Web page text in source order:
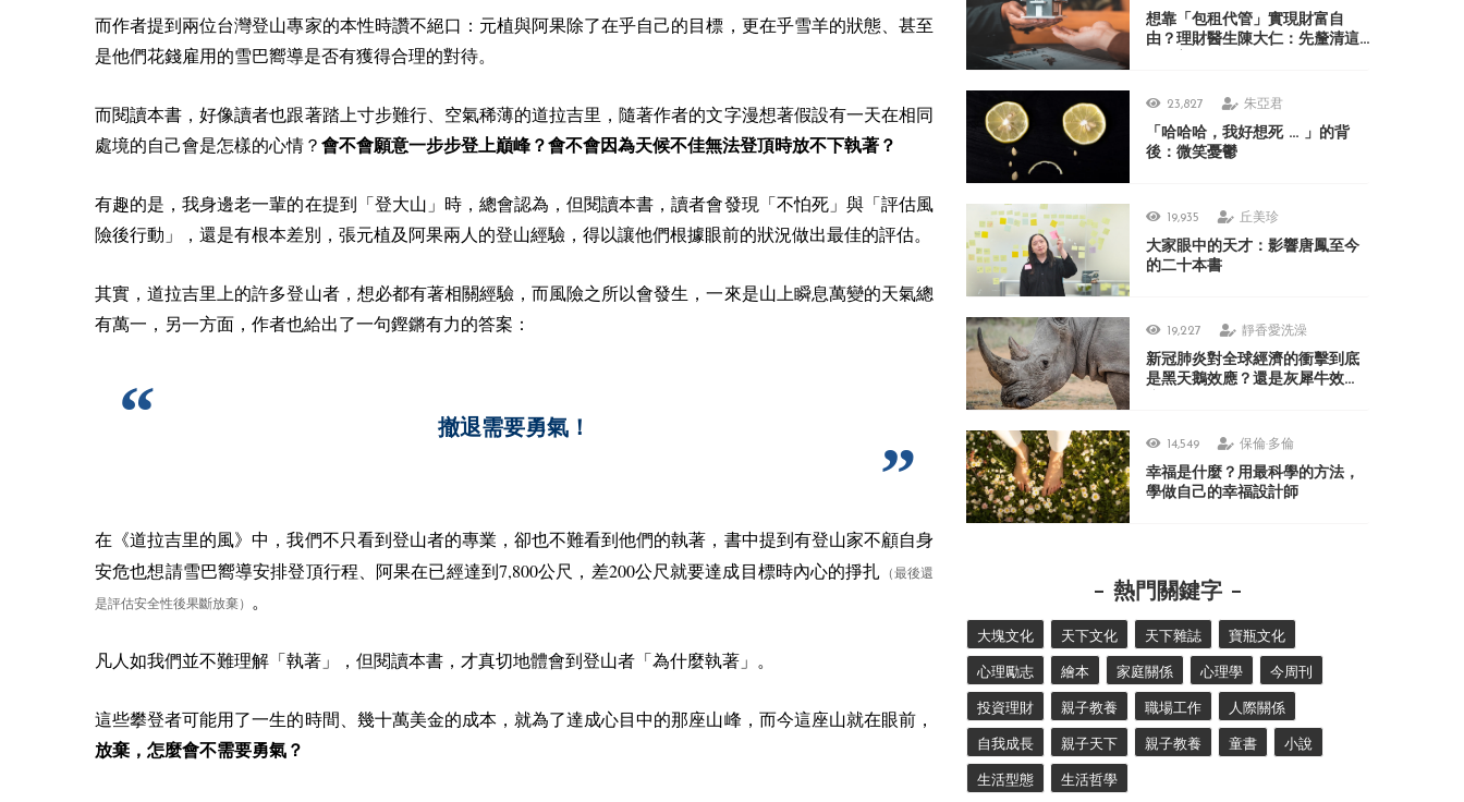
而作者提到兩位台灣登山專家的本性時讚不絕口：元植與阿果除了在乎自己的目標，更在乎雪羊的狀態、甚至
是他們花錢雇用的雪巴嚮導是否有獲得合理的對待。
而閱讀本書，好像讀者也跟著踏上寸步難行、空氣稀薄的道拉吉里，隨著作者的文字漫想著假設有一天在相同
處境的自己會是怎樣的心情？ 會不會願意一步步登上巔峰？會不會因為天候不佳無法登頂時放不下執著？
有趣的是，我身邊老一輩的在提到「登大山」時，總會認為，但閱讀本書，讀者會發現「不怕死」與「評估風
險後行動」，還是有根本差別，張元植及阿果兩人的登山經驗，得以讓他們根據眼前的狀況做出最佳的評估。
其實，道拉吉里上的許多登山者，想必都有著相關經驗，而風險之所以會發生，一來是山上瞬息萬變的天氣總
有萬一，另一方面，作者也給出了一句鏗鏘有力的答案：
撤退需要勇氣！
在《道拉吉里的風》中，我們不只看到登山者的專業，卻也不難看到他們的執著，書中提到有登山家不顧自身
安危也想請雪巴嚮導安排登頂行程、阿果在已經達到 7,800公尺，差200公尺就要達成目標時內心的掙扎
（最後還
是評估安全性後果斷放棄）
。
凡人如我們並不難理解「執著」，但閱讀本書，才真切地體會到登山者「為什麼執著」。
這些攀登者可能用了一生的時間、幾十萬美金的成本，就為了達成心目中的那座山峰，而今這座山就在眼前，
放棄，怎麼會不需要勇氣？
想靠「包租代管」實現財富自
由？理財醫生陳大仁：先釐清這
23,827 朱亞君
「哈哈哈，我好想死 ... 」的背
後：微笑憂鬱
19,935 丘美珍
大家眼中的天才：影響唐鳳至今
的二十本書
19,227 靜香愛洗澡
新冠肺炎對全球經濟的衝擊到底
是黑天鵝效應？還是灰犀牛效
14,549 保倫·多倫
幸福是什麼？用最科學的方法，
學做自己的幸福設計師
熱門關鍵字
大塊文化 天下文化 天下雜誌 寶瓶文化
心理勵志 繪本 家庭關係 心理學 今周刊
投資理財 親子教養 職場工作 人際關係
自我成長 親子天下 親子教養 童書 小說
生活型態 生活哲學